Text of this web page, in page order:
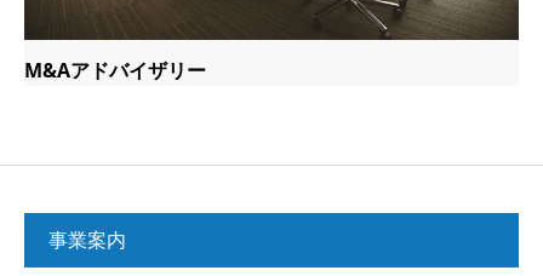
M&Aアドバイザリー
事業案内